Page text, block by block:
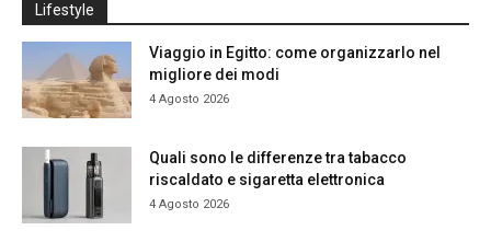
Lifestyle
Viaggio in Egitto: come organizzarlo nel
migliore dei modi
4 Agosto 2026
Quali sono le differenze tra tabacco
riscaldato e sigaretta elettronica
4 Agosto 2026